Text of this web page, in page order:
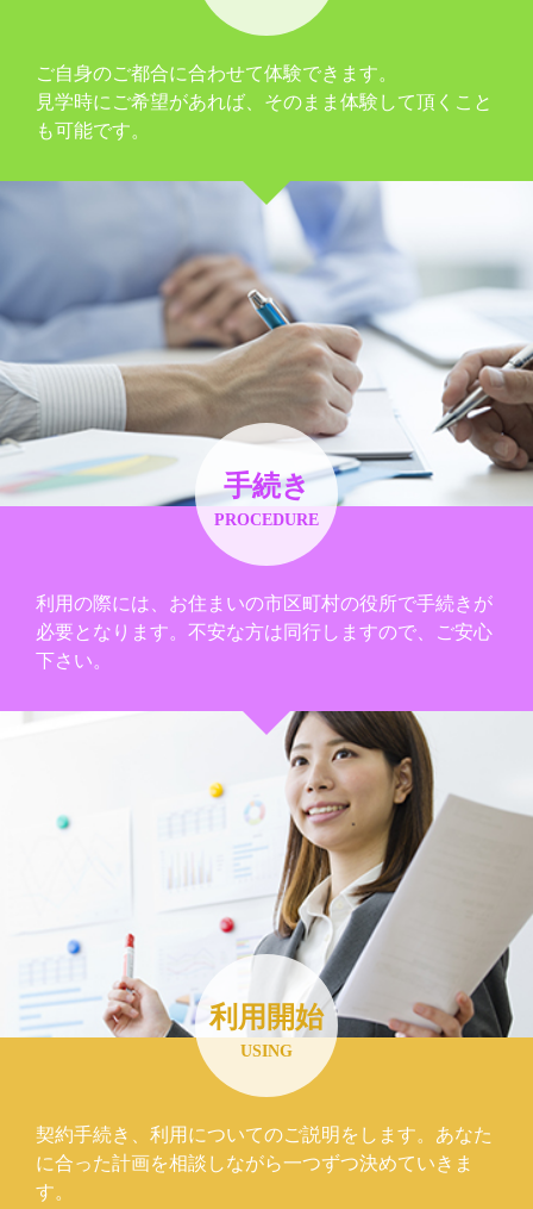
ご自身のご都合に合わせて体験できます。
見学時にご希望があれば、そのまま体験して頂くこと
も可能です。
手続き
PROCEDURE
利用の際には、お住まいの市区町村の役所で手続きが
必要となります。不安な方は同行しますので、ご安心
下さい。
利用開始
USING
契約手続き、利用についてのご説明をします。あなた
に合った計画を相談しながら一つずつ決めていきま
す。